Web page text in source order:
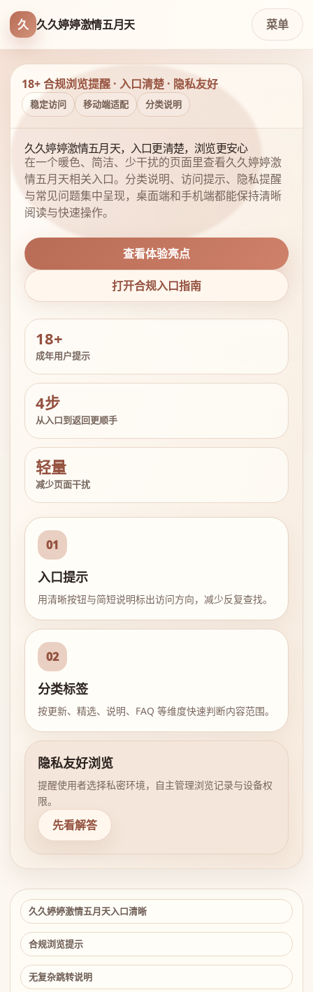
久 久久婷婷激情五月天 菜单
18+ 合规浏览提醒 · 入口清楚 · 隐私友好
稳定访问 移动端适配 分类说明
久久婷婷激情五月天，入口更清楚，浏览更安心
在一个暖色、简洁、少干扰的页面里查看久久婷婷激
情五月天相关入口。分类说明、访问提示、隐私提醒
与常见问题集中呈现，桌面端和手机端都能保持清晰
阅读与快速操作。
查看体验亮点
打开合规入口指南
18+
成年用户提示
4步
从入口到返回更顺手
轻量
减少页面干扰
01
入口提示
用清晰按钮与简短说明标出访问方向，减少反复查找。
02
分类标签
按更新、精选、说明、FAQ 等维度快速判断内容范围。
隐私友好浏览
提醒使用者选择私密环境，自主管理浏览记录与设备权
限。
先看解答
久久婷婷激情五月天入口清晰
合规浏览提示
无复杂跳转说明